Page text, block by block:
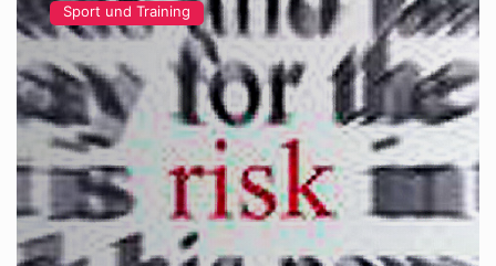
Sport und Training